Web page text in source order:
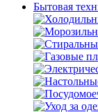
Бытовая